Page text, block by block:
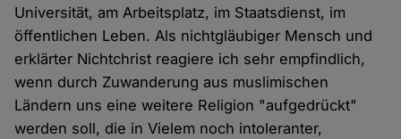
Universität, am Arbeitsplatz, im Staatsdienst, im
öffentlichen Leben. Als nichtgläubiger Mensch und
erklärter Nichtchrist reagiere ich sehr empfindlich,
wenn durch Zuwanderung aus muslimischen
Ländern uns eine weitere Religion "aufgedrückt"
werden soll, die in Vielem noch intoleranter,